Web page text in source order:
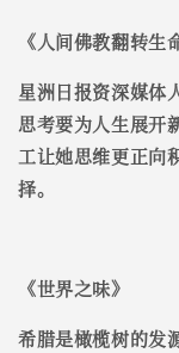
《人间佛教翻转生
星洲日报资深媒体
思考要为人生展开
工让她思维更正向
择。
《世界之味》
希腊是橄榄树的发